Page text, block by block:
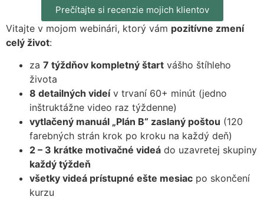
Prečítajte si recenzie mojich klientov
Vitajte v mojom webinári, ktorý vám pozitívne zmení
celý život:
za 7 týždňov kompletný štart vášho štíhleho
života
8 detailných videív trvaní 60+ minút (jedno
inštruktážne video raz týždenne)
vytlačený manuál „Plán B“ zaslaný poštou (120
farebných strán krok po kroku na každý deň)
2 – 3 krátke motivačné videá do uzavretej skupiny
každý týždeň
všetky videá prístupné ešte mesiac po skončení
kurzu